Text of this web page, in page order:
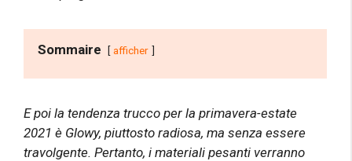
Sommaire afficher
E poi la tendenza trucco per la primavera-estate
2021 è Glowy, piuttosto radiosa, ma senza essere
travolgente. Pertanto, i materiali pesanti verranno